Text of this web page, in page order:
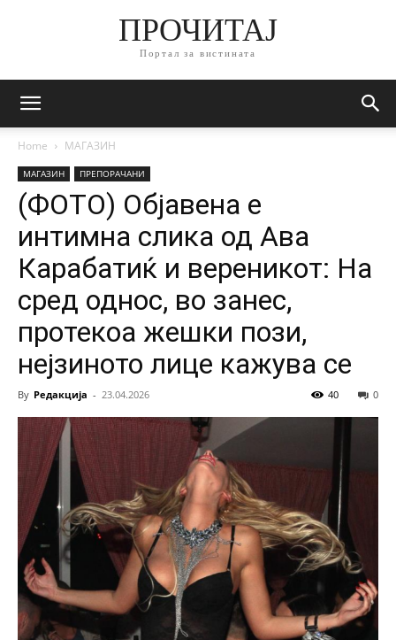
ПРОЧИТАЈ
Портал за вистината
Home МАГАЗИН
МАГАЗИН ПРЕПОРАЧАНИ
(ФОТО) Објавена е
интимна слика од Ава
Карабатиќ и вереникот: На
сред однос, во занес,
протекоа жешки пози,
нејзиното лице кажува се
By Редакција - 23.04.2026 0
40